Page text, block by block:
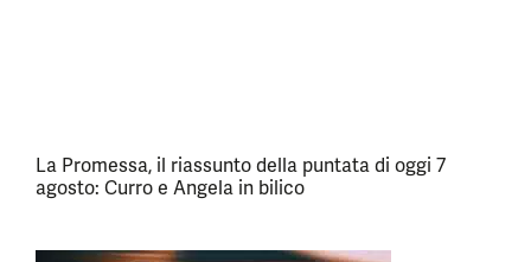
La Promessa, il riassunto della puntata di oggi 7
agosto: Curro e Angela in bilico